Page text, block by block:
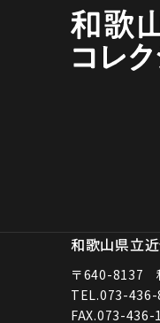
和歌山県立
〒640-8137
TEL.073-436-
FAX.073-436-